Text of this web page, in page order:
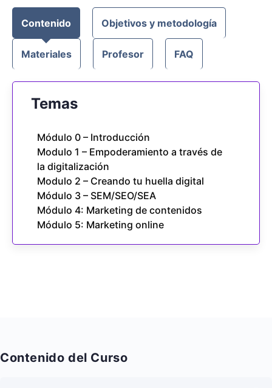
Contenido Objetivos y metodología
Materiales Profesor FAQ
Temas
Módulo 0 – Introducción
Modulo 1 – Empoderamiento a través de
la digitalización
Modulo 2 – Creando tu huella digital
Módulo 3 – SEM/SEO/SEA
Módulo 4: Marketing de contenidos
Módulo 5: Marketing online
Contenido del Curso